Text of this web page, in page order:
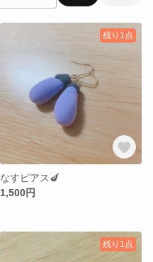
残り1点
なすピアス🍆
1,500円
残り1点